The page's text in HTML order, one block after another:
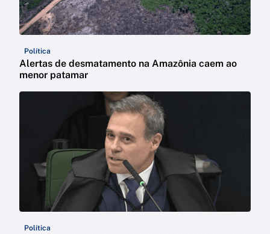
Política
Alertas de desmatamento na Amazônia caem ao
menor patamar
Política